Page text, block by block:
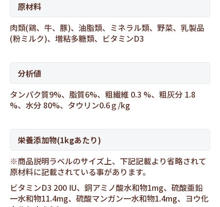
原材料
肉類(鶏、牛、豚)、油脂類、ミネラル類、野菜、乳製品
(粉ミルク)、増粘多糖類、ビタミンD3
分析値
タンパク質9%、脂質6%、粗繊維 0.3 %、粗灰分 1.8
%、水分 80%、タウリン0.6ｇ/kg
栄養添加物(1kgあたり)
※商品説明ラベルのサイズ上、下記記載より省略されて
原材料に記載されている事があります。
ビタミンD3 200 IU、銅アミノ酸水和物1mg、硫酸亜鉛
一水和物11.4mg、硫酸マンガン一水和物1.4mg、ヨウ化